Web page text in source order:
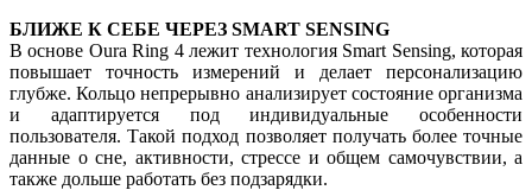
БЛИЖЕ К СЕБЕ ЧЕРЕЗ SMART SENSING
В основе Oura Ring 4 лежит технология Smart Sensing, которая
повышает точность измерений и делает персонализацию
глубже. Кольцо непрерывно анализирует состояние организма
и адаптируется под индивидуальные особенности
пользователя. Такой подход позволяет получать более точные
данные о сне, активности, стрессе и общем самочувствии, а
также дольше работать без подзарядки.